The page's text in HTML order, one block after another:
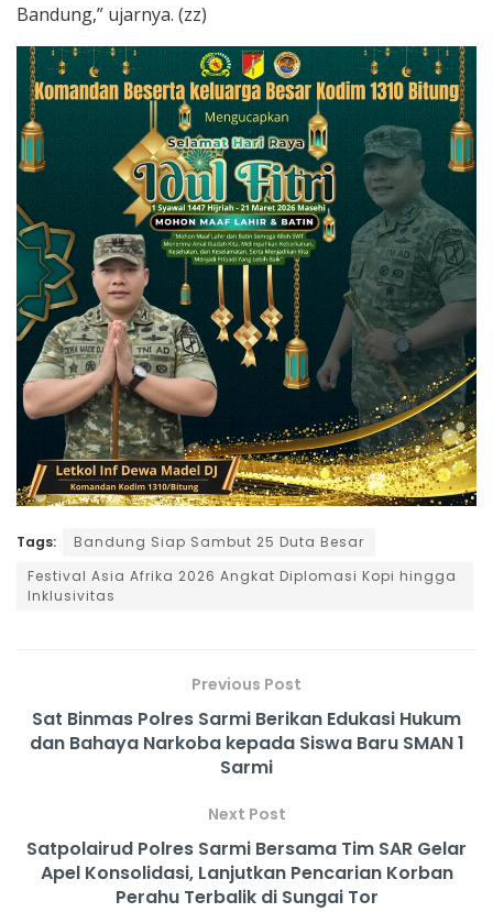
Bandung,” ujarnya. (zz)
Tags:
Bandung Siap Sambut 25 Duta Besar
Festival Asia Afrika 2026 Angkat Diplomasi Kopi hingga
Inklusivitas
Previous Post
Sat Binmas Polres Sarmi Berikan Edukasi Hukum
dan Bahaya Narkoba kepada Siswa Baru SMAN 1
Sarmi
Next Post
Satpolairud Polres Sarmi Bersama Tim SAR Gelar
Apel Konsolidasi, Lanjutkan Pencarian Korban
Perahu Terbalik di Sungai Tor